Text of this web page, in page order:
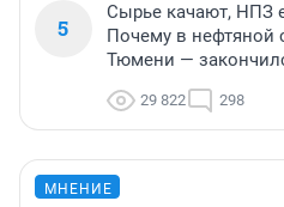
5
Сырье качают, НПЗ
Почему в нефтяной
Тюмени —
29 822 298
МНЕНИЕ